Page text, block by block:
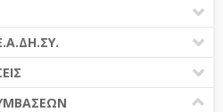
4412/2016)
2006)
(ΣΥΝΟΛΟ)
COVID -19
4412/2016